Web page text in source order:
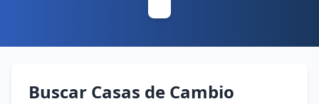
Buscar Casas de Cambio